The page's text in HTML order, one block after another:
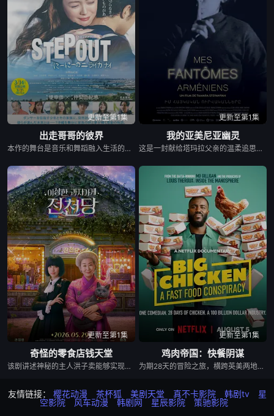
更新至第1集
出走哥哥的彼界
本作的舞台是音乐和舞蹈融入生活的冲绳。与母亲朱音、妹妹舞一起生活的照屋踊，憧憬舞蹈学校的丽莎，开始了舞蹈生涯。朱音为了支撑家数在酒吧工作，不擅长与人打交道的舞总是在学校前专心地注视着哥哥的身影。不久，踊与丽莎组成一对，绽放了她的才能。
更新至第1集
我的亚美尼亚幽灵
这是一封献给塔玛拉父亲的温柔追思信，她的父亲曾是苏联亚美尼亚的电影演员。塔玛拉从小就在电视上目睹了他的风采，而她自己后来也成为了一名电影制作人。影片带领观众进行了一场迷人的梦游，穿越亚美尼亚电影历史的景观。
更新至第1集
奇怪的零食店钱天堂
该剧讲述神秘的主人洪子卖能够实现人们愿望的神秘零食，以及人们来到那里展开一段魔法般的故事。
更新至第1集
鸡肉帝国：快餐阴谋
为期28天的冒险之旅，横跨英美两地，仅以炸鸡为食，探究人们对炸鸡的渴望以及产业背后的力量！
友情链接： 樱花动漫 茶杯狐 美剧天堂 真不卡影院 韩剧tv
星
空影院
风车动漫 韩剧网 星辰影院 策驰影院